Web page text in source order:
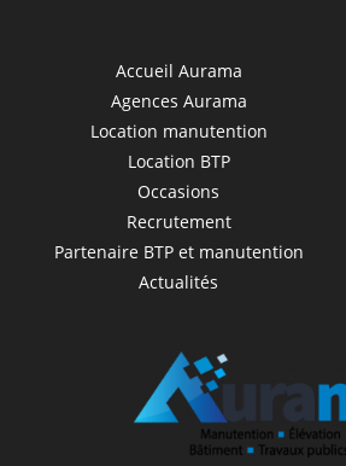
Accueil Aurama
Agences Aurama
Location manutention
Location BTP
Occasions
Recrutement
Partenaire BTP et manutention
Actualités